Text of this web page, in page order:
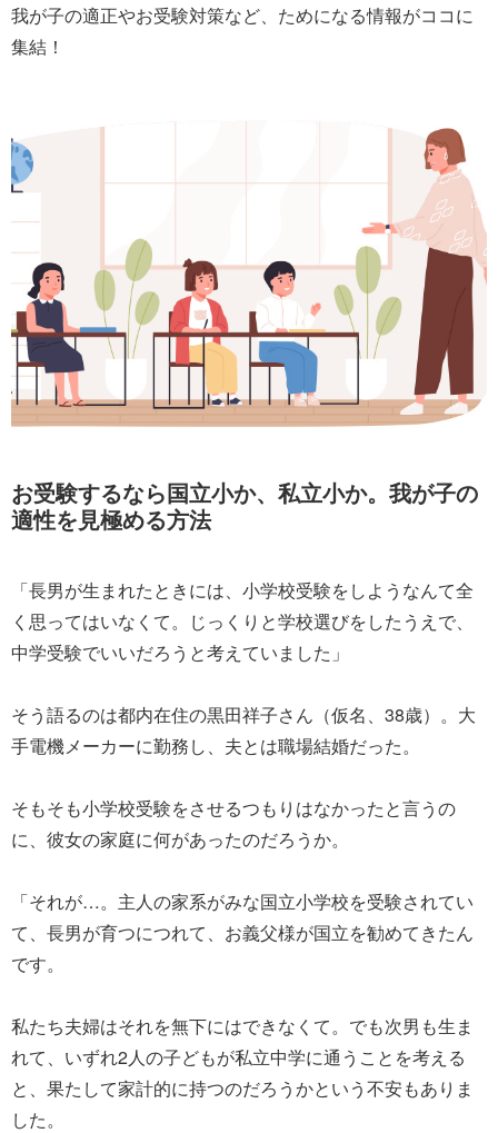
我が子の適正やお受験対策など、ためになる情報がココに
集結！
お受験するなら国立小か、私立小か。我が子の
適性を見極める方法
「長男が生まれたときには、小学校受験をしようなんて全
く思ってはいなくて。じっくりと学校選びをしたうえで、
中学受験でいいだろうと考えていました」
そう語るのは都内在住の黒田祥子さん（仮名、38歳）。大
手電機メーカーに勤務し、夫とは職場結婚だった。
そもそも小学校受験をさせるつもりはなかったと言うの
に、彼女の家庭に何があったのだろうか。
「それが…。主人の家系がみな国立小学校を受験されてい
て、長男が育つにつれて、お義父様が国立を勧めてきたん
です。
私たち夫婦はそれを無下にはできなくて。でも次男も生ま
れて、いずれ2人の子どもが私立中学に通うことを考える
と、果たして家計的に持つのだろうかという不安もありま
した。